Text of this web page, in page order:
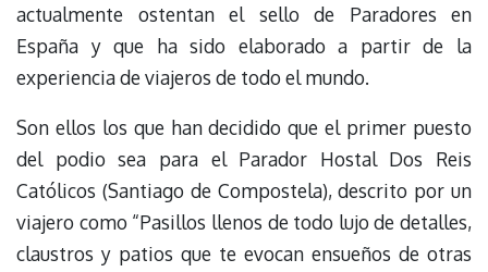
actualmente ostentan el sello de Paradores en
España y que ha sido elaborado a partir de la
experiencia de viajeros de todo el mundo.
Son ellos los que han decidido que el primer puesto
del podio sea para el Parador Hostal Dos Reis
Católicos (Santiago de Compostela), descrito por un
viajero como “Pasillos llenos de todo lujo de detalles,
claustros y patios que te evocan ensueños de otras